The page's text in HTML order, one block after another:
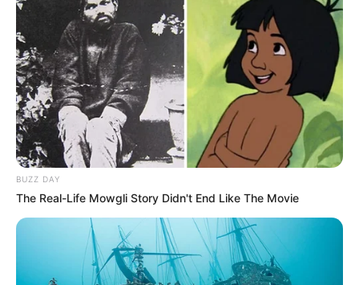
BUZZ DAY
The Real-Life Mowgli Story Didn't End Like The Movie